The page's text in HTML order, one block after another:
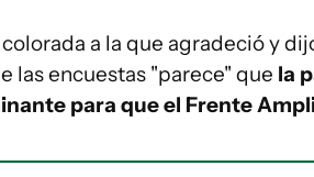
a la que agradeció y
las encuestas "parece" que la
para que el Frente